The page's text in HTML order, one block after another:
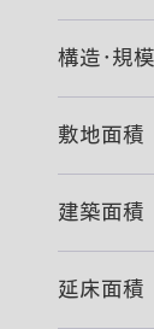
構造・規模
敷地面積
建築面積
延床面積